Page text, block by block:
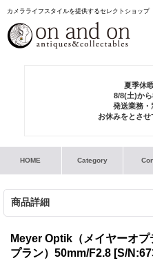
カメラライフスタイルを提供するセレクトショップ
夏季休
8/8(土)か
発送業務・
お休みをとさせ
HOME Category
商品詳細
Meyer Optik（メイヤーオ
プラン）50mm/F2.8 [S/